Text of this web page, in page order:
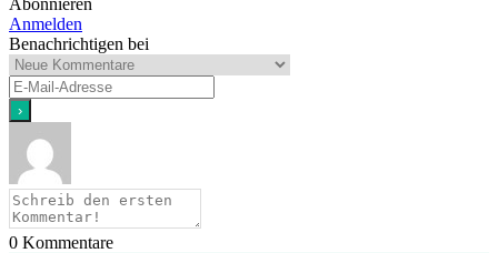
Anmelden
Benachrichtigen bei
0 Kommentare